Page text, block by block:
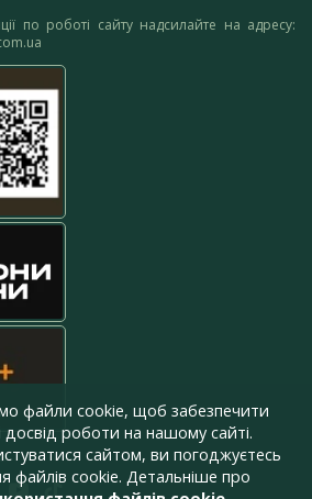
по роботі сайту надсилайте на адресу:
файли cookie, щоб забезпечити
роботи на нашому сайті.
сайтом, ви погоджуєтесь
файлів cookie. Детальніше про